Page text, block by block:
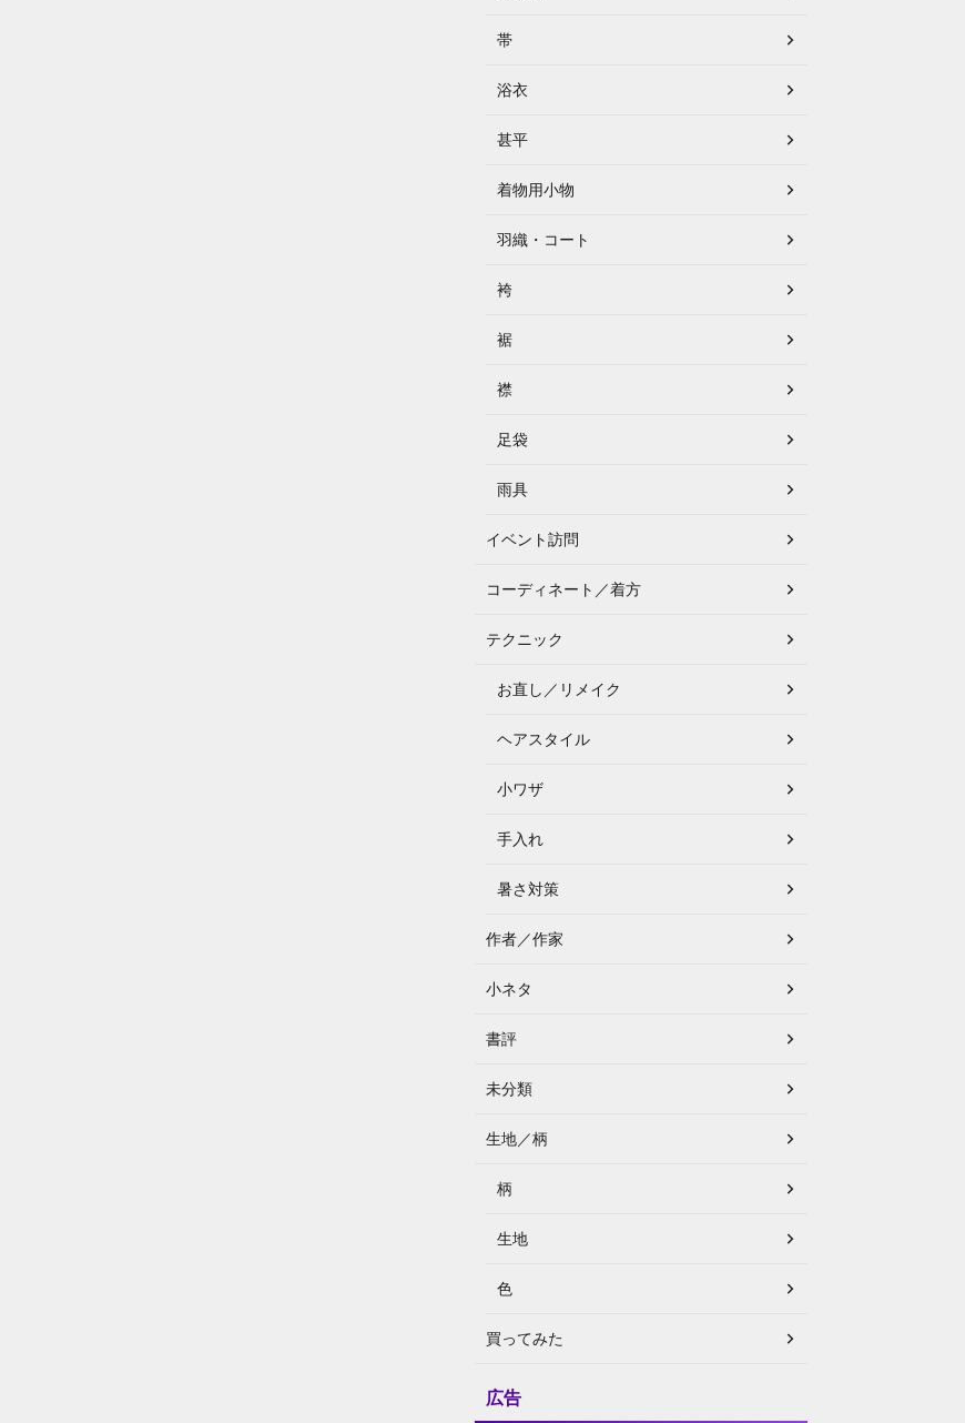
帯
浴衣
甚平
着物用小物
羽織・コート
袴
裾
襟
足袋
雨具
イベント訪問
コーディネート／着方
テクニック
お直し／リメイク
ヘアスタイル
小ワザ
手入れ
暑さ対策
作者／作家
小ネタ
書評
未分類
生地／柄
柄
生地
色
買ってみた
広告